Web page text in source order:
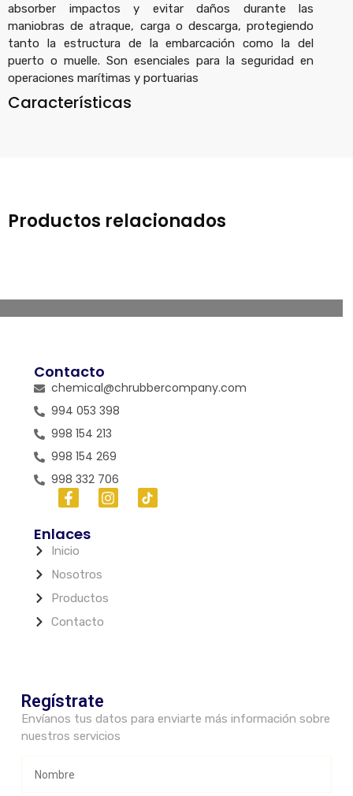
absorber impactos y evitar daños durante las
maniobras de atraque, carga o descarga, protegiendo
tanto la estructura de la embarcación como la del
puerto o muelle. Son esenciales para la seguridad en
operaciones marítimas y portuarias
Características
Productos relacionados
Contacto
chemical@chrubbercompany.com
994 053 398
998 154 213
998 154 269
998 332 706
Enlaces
Inicio
Nosotros
Productos
Contacto
Regístrate
Envíanos tus datos para enviarte más información sobre
nuestros servicios